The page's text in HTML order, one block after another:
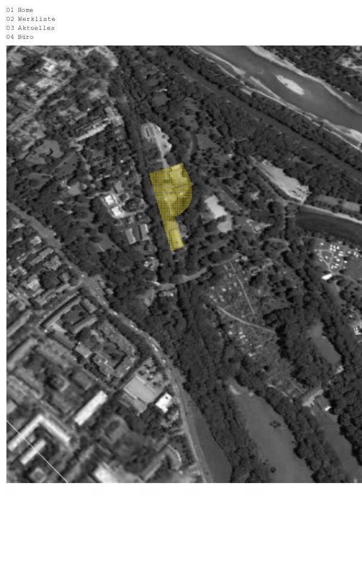
Home
Werkliste
Aktuelles
Büro